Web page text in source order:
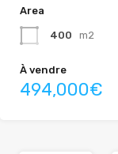
Area
400 m2
À vendre
494,000€